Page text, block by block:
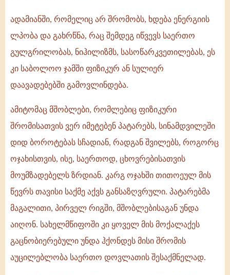
ადამიანში, რომელიც არ შრომობს, ხდება ენერგიის
ლპობა და გახრწნა, რაც შემდეგ იწვევს საერთო
გულგრილობას, ნიჰილიზმს, სასოწარკვეთილებას, ეს
კი საბოლოო ჯამში ფიზიკურ ან სულიერ
დაავადებებში გამოვლინდება.
ამიტომაც მშობლები, რომლებიც ფიზიკური
შრომისათვის ვერ იმეტებენ პატარებს, სინამდვილეში
დიდ ბოროტებას სჩადიან, რადგან შვილებს, როგორც
ოჯახისთვის, ისე, საერთოდ, ცხოვრებისათვის
მოუმზადებელს ზრდიან. კარგ ოჯახში თითოეულ მის
წევრს თავისი საქმე აქვს განსაზღვრული. პატარებმა
მაგალითი, პირველ რიგში, მშობლებისაგან უნდა
აიღონ. სახელმწიფოში კი ყოველ მის მოქალაქეს
გაცნობიერებული უნდა ჰქონდეს მისი შრომის
აუცილებლობა საერთო დოვლათის შესაქმნელად.